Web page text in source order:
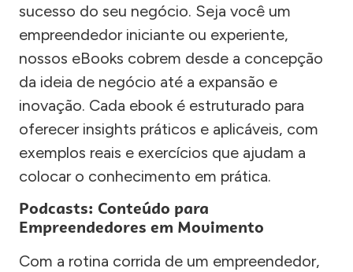
sucesso do seu negócio. Seja você um
empreendedor iniciante ou experiente,
nossos eBooks cobrem desde a concepção
da ideia de negócio até a expansão e
inovação. Cada ebook é estruturado para
oferecer insights práticos e aplicáveis, com
exemplos reais e exercícios que ajudam a
colocar o conhecimento em prática.
Podcasts: Conteúdo para
Empreendedores em Movimento
Com a rotina corrida de um empreendedor,